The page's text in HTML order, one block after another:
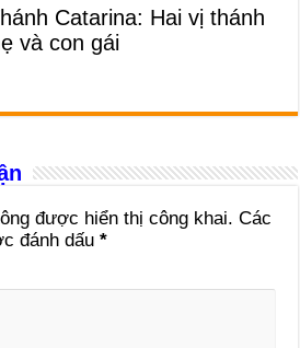
Catarina: Hai vị thánh
và con gái
được hiển thị công khai. Các
đánh dấu*